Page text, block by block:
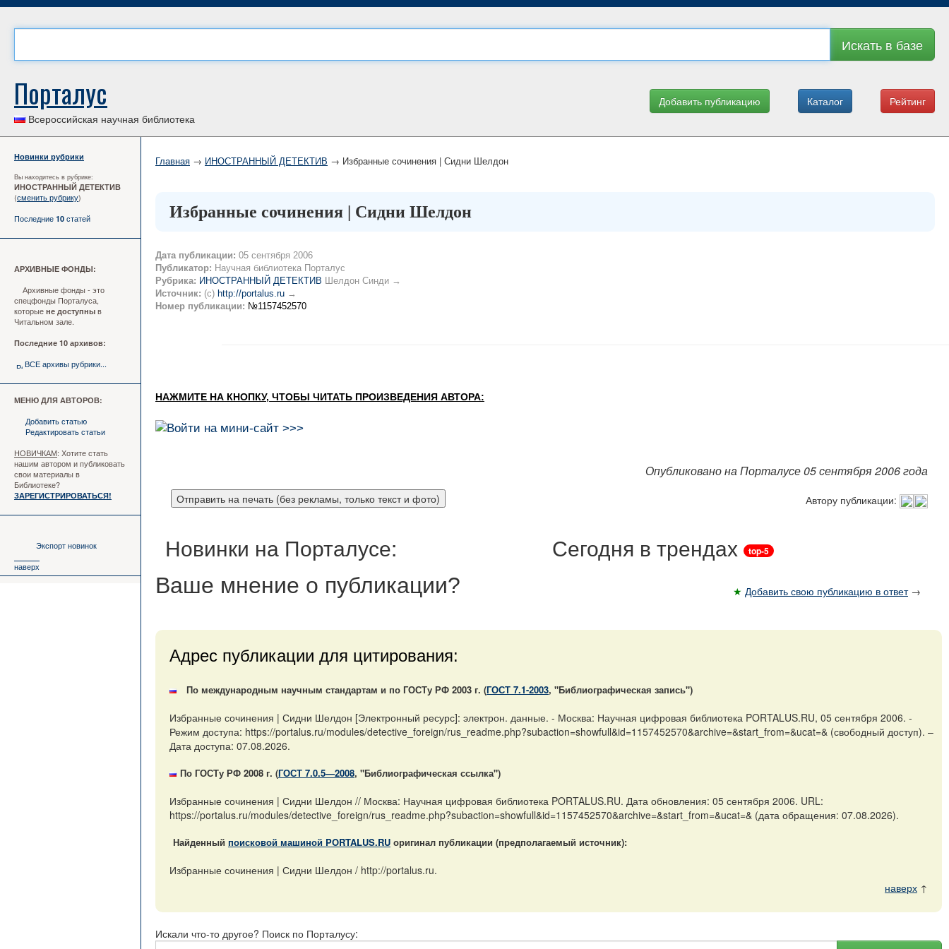
Искать в базе
Рейтинг
Каталог
Добавить публикацию
Порталус
Всероссийская научная библиотека
Новинки рубрики
Вы находитесь в рубрике:
ИНОСТРАННЫЙ ДЕТЕКТИВ
(сменить рубрику)
Последние 10 статей
АРХИВНЫЕ ФОНДЫ:
Архивные фонды - это
спецфонды Порталуса,
которые не доступны в
Читальном зале.
Последние 10 архивов:
ВСЕ архивы рубрики...
МЕНЮ ДЛЯ АВТОРОВ:
Добавить статью
Редактировать статьи
НОВИЧКАМ: Хотите стать
нашим автором и публиковать
свои материалы в
Библиотеке?
ЗАРЕГИСТРИРОВАТЬСЯ!
Экспорт новинок
наверх
Главная → ИНОСТРАННЫЙ ДЕТЕКТИВ → Избранные сочинения | Сидни Шелдон
Избранные сочинения | Сидни Шелдон
Дата публикации: 05 сентября 2006
Публикатор: Научная библиотека Порталус
Рубрика: ИНОСТРАННЫЙ ДЕТЕКТИВ Шелдон Синди →
Источник: (c) http://portalus.ru →
Номер публикации: №1157452570
НАЖМИТЕ НА КНОПКУ, ЧТОБЫ ЧИТАТЬ ПРОИЗВЕДЕНИЯ АВТОРА:
Опубликовано на Порталусе 05 сентября 2006 года
Автору публикации:
Новинки на Порталусе: Сегодня в трендах top-5
★ Добавить свою публикацию в ответ→
Ваше мнение о публикации?
Адрес публикации для цитирования:
По международным научным стандартам и по ГОСТу РФ 2003 г. (ГОСТ 7.1-2003, "Библиографическая запись")
Избранные сочинения | Сидни Шелдон [Электронный ресурс]: электрон. данные. - Москва: Научная цифровая библиотека PORTALUS.RU, 05 сентября 2006. -
Режим доступа: https://portalus.ru/modules/detective_foreign/rus_readme.php?subaction=showfull&id=1157452570&archive=&start_from=&ucat=& (свободный доступ). –
Дата доступа: 07.08.2026.
По ГОСТу РФ 2008 г. (ГОСТ 7.0.5—2008, "Библиографическая ссылка")
Избранные сочинения | Сидни Шелдон // Москва: Научная цифровая библиотека PORTALUS.RU. Дата обновления: 05 сентября 2006. URL:
https://portalus.ru/modules/detective_foreign/rus_readme.php?subaction=showfull&id=1157452570&archive=&start_from=&ucat=& (дата обращения: 07.08.2026).
Найденный поисковой машиной PORTALUS.RU оригинал публикации (предполагаемый источник):
Избранные сочинения | Сидни Шелдон / http://portalus.ru.
наверх ↑
Искали что-то другое? Поиск по Порталусу: